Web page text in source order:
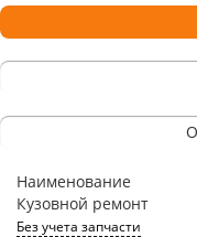
Наименование
Кузовной ремонт
Без учета запчасти